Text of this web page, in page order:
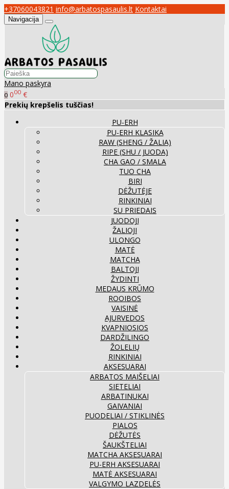
+37060043821 info@arbatospasaulis.lt Kontaktai
Navigacija
Mano paskyra
0 000 €
Prekių krepšelis tuščias!
PU-ERH
PU-ERH KLASIKA
RAW (SHENG / ŽALIA)
RIPE (SHU / JUODA)
CHA GAO / SMALA
TUO CHA
BIRI
DĖŽUTĖJE
RINKINIAI
SU PRIEDAIS
JUODOJI
ŽALIOJI
ULONGO
MATĖ
MATCHA
BALTOJI
ŽYDINTI
MEDAUS KRŪMO
ROOIBOS
VAISINĖ
AJURVEDOS
KVAPNIOSIOS
DARDŽILINGO
ŽOLELIŲ
RINKINIAI
AKSESUARAI
ARBATOS MAIŠELIAI
SIETELIAI
ARBATINUKAI
GAIVANIAI
PUODELIAI / STIKLINĖS
PIALOS
DĖŽUTĖS
ŠAUKŠTELIAI
MATCHA AKSESUARAI
PU-ERH AKSESUARAI
MATĖ AKSESUARAI
VALGYMO LAZDELĖS